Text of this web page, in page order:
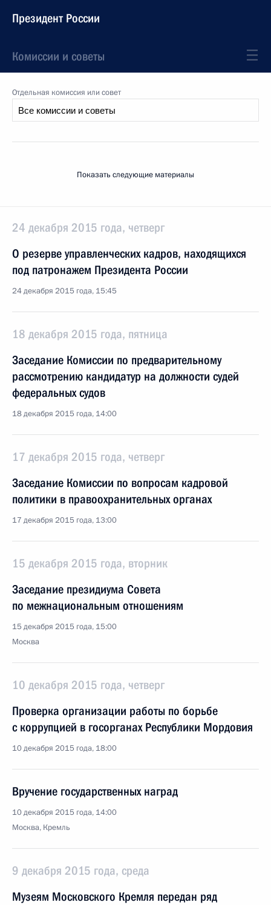
Президент России
Комиссии и советы
Отдельная комиссия или совет
Показать следующие материалы
24 декабря 2015 года, четверг
О резерве управленческих кадров, находящихся
под патронажем Президента России
24 декабря 2015 года, 15:45
18 декабря 2015 года, пятница
Заседание Комиссии по предварительному
рассмотрению кандидатур на должности судей
федеральных судов
18 декабря 2015 года, 14:00
17 декабря 2015 года, четверг
Заседание Комиссии по вопросам кадровой
политики в правоохранительных органах
17 декабря 2015 года, 13:00
15 декабря 2015 года, вторник
Заседание президиума Совета
по межнациональным отношениям
15 декабря 2015 года, 15:00
Москва
10 декабря 2015 года, четверг
Проверка организации работы по борьбе
с коррупцией в госорганах Республики Мордовия
10 декабря 2015 года, 18:00
Вручение государственных наград
10 декабря 2015 года, 14:00
Москва, Кремль
9 декабря 2015 года, среда
Музеям Московского Кремля передан ряд